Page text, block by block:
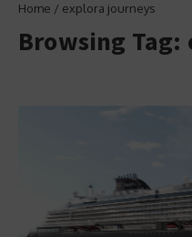
Home / explora journeys
Browsing